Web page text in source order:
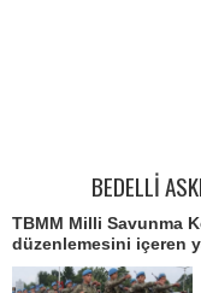
BEDELLİ
TBMM Milli Savunma
düzenlemesini içeren